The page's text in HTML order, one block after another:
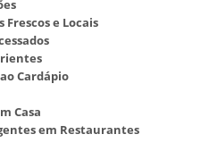
e Locais
Cardápio
Casa
em Restaurantes